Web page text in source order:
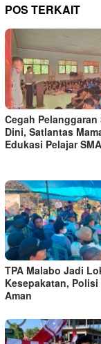
POS TERKAIT
Cegah Pelanggaran
Dini, Satlantas
Edukasi Pelajar
TPA Malabo Jadi
Kesepakatan,
Aman